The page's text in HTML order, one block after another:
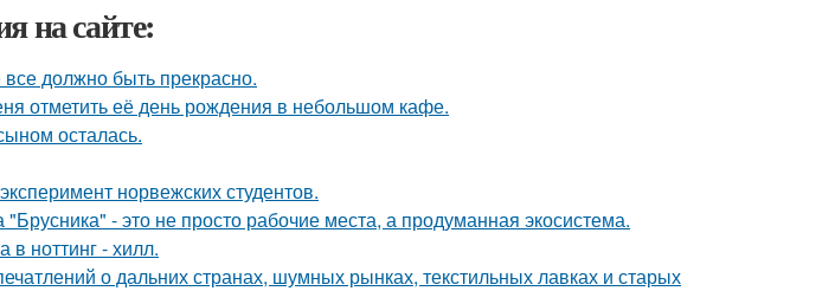
на сайте:
должно быть прекрасно.
отметить её день рождения в небольшом кафе.
осталась.
норвежских студентов.
- это не просто рабочие места, а продуманная экосистема.
в ноттинг - хилл.
о дальних странах, шумных рынках, текстильных лавках и старых